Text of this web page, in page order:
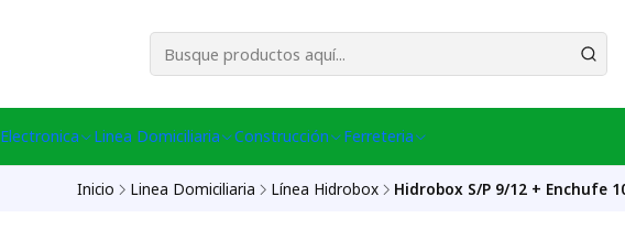
Electronica Linea Domiciliaria Construcción Ferreteria
Inicio Linea Domiciliaria Línea Hidrobox Hidrobox S/P 9/12 + Enchufe